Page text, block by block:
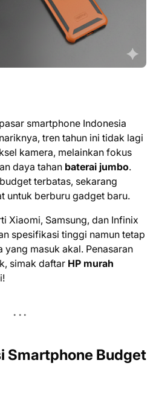
smartphone Indonesia
tren tahun ini tidak lagi
kamera, melainkan fokus
daya tahan baterai jumbo.
terbatas, sekarang
untuk berburu gadget baru.
Xiaomi, Samsung, dan Infinix
spesifikasi tinggi namun tetap
yang masuk akal. Penasaran
simak daftar HP murah
Smartphone Budget